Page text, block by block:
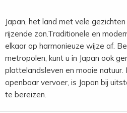
Japan, het land met vele
rijzende zon.Traditionele en
elkaar op harmonieuze wijze af.
metropolen, kunt u in Japan ook
plattelandsleven en mooie
openbaar vervoer, is Japan bij
te bereizen.